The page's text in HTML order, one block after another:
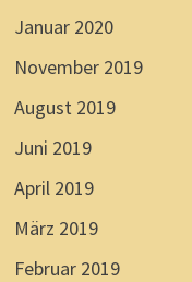
Januar 2020
November 2019
August 2019
Juni 2019
April 2019
März 2019
Februar 2019